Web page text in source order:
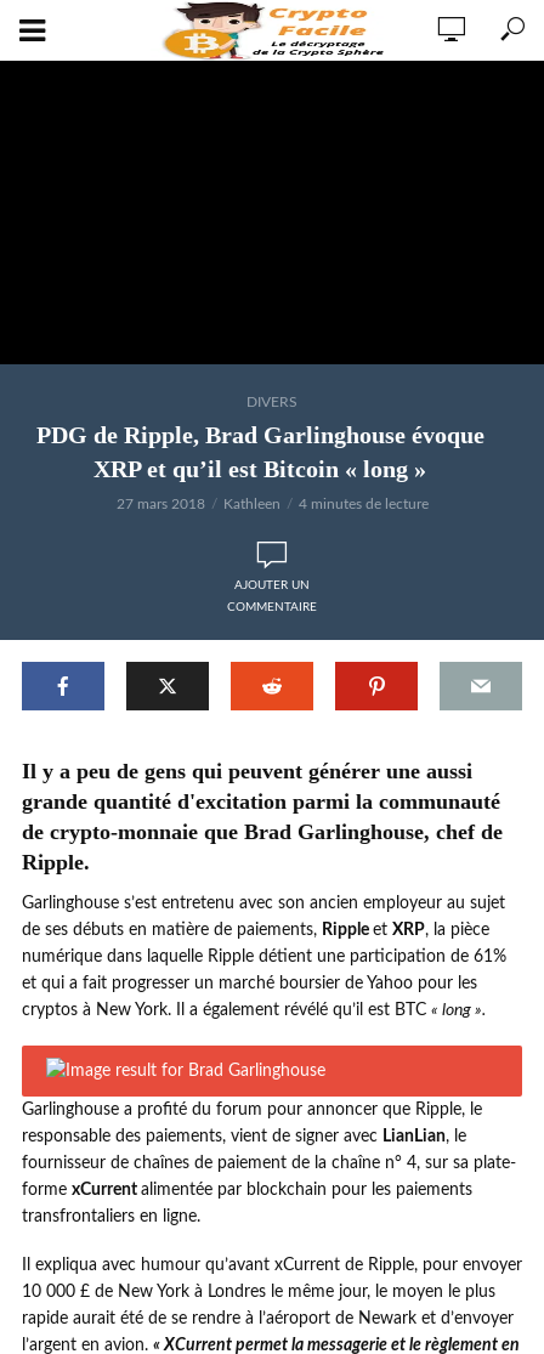
DIVERS
PDG de Ripple, Brad Garlinghouse évoque
XRP et qu’il est Bitcoin « long »
27 mars 2018 Kathleen 4 minutes de lecture
AJOUTER UN
COMMENTAIRE
Il y a peu de gens qui peuvent générer une aussi
grande quantité d'excitation parmi la communauté
de crypto-monnaie que Brad Garlinghouse, chef de
Ripple.
Garlinghouse s’est entretenu avec son ancien employeur au sujet
de ses débuts en matière de paiements, Ripple et XRP, la pièce
numérique dans laquelle Ripple détient une participation de 61%
et qui a fait progresser un marché boursier de Yahoo pour les
cryptos à New York. Il a également révélé qu’il est BTC « long ».
Garlinghouse a profité du forum pour annoncer que Ripple, le
responsable des paiements, vient de signer avec LianLian, le
fournisseur de chaînes de paiement de la chaîne n° 4, sur sa plate-
forme xCurrent alimentée par blockchain pour les paiements
transfrontaliers en ligne.
Il expliqua avec humour qu’avant xCurrent de Ripple, pour envoyer
10 000 £ de New York à Londres le même jour, le moyen le plus
rapide aurait été de se rendre à l’aéroport de Newark et d’envoyer
l’argent en avion. « XCurrent permet la messagerie et le règlement en